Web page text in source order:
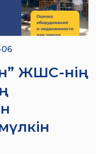
06
ЖШС-нің